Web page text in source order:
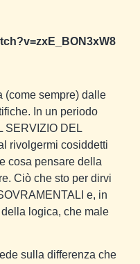
(come sempre) dalle
In un periodo
SERVIZIO DEL
rivolgermi cosiddetti
cosa pensare della
Ciò che sto per dirvi
e, in
logica, che male
sulla differenza che